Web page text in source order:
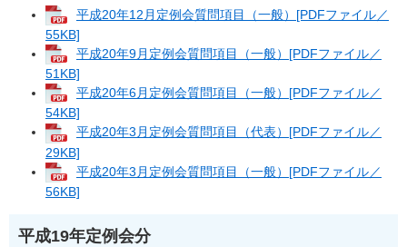
平成20年12月定例会質問項目（一般）[PDFファイル／
55KB]
平成20年9月定例会質問項目（一般）[PDFファイル／
51KB]
平成20年6月定例会質問項目（一般）[PDFファイル／
54KB]
平成20年3月定例会質問項目（代表）[PDFファイル／
29KB]
平成20年3月定例会質問項目（一般）[PDFファイル／
56KB]
平成19年定例会分